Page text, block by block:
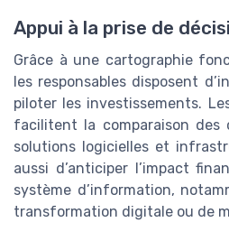
Appui à la prise de
Grâce à une cartographie
les responsables disposent
piloter les investissements.
facilitent la comparaison
solutions logicielles et
aussi d’anticiper l’impact
système d’information,
transformation digitale ou de